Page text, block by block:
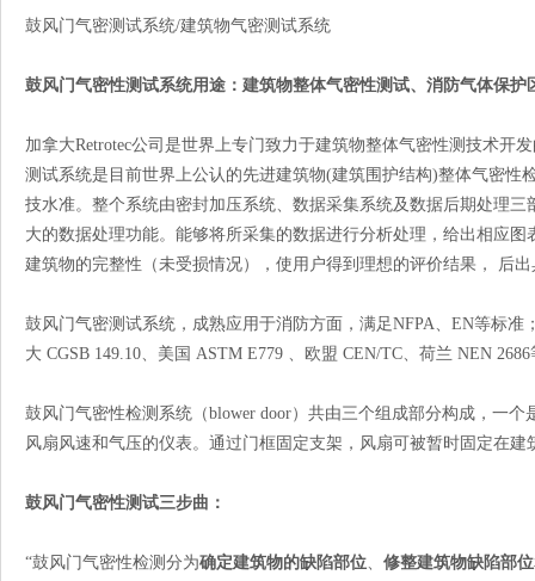
鼓风门气密测试系统/建筑物气密测试系统
鼓风门气密性测试系统用途：建筑物整体气密性测试、消防气体保护
加拿大Retrotec公司是世界上专门致力于建筑物整体气密性测技术开
测试系统是目前世界上公认的先进建筑物(建筑围护结构)整体气密
技水准。整个系统由密封加压系统、数据采集系统及数据后期处理
大的数据处理功能。能够将所采集的数据进行分析处理，给出相应
建筑物的完整性（未受损情况），使用户得到理想的评价结果， 后
鼓风门气密测试系统，成熟应用于消防方面，满足NFPA、EN等标
大 CGSB 149.10、美国 ASTM E779 、欧盟 CEN/TC、荷兰 NEN
鼓风门气密性检测系统（blower door）共由三个组成部分构成，一
风扇风速和气压的仪表。通过门框固定支架，风扇可被暂时固定在建
鼓风门气密性测试三步曲：
“鼓风门气密性检测分为确定建筑物的缺陷部位 修整建筑物缺陷部位